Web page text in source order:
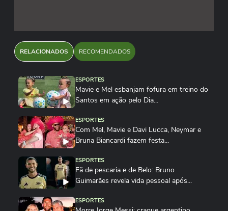
RELACIONADOS RECOMENDADOS
ESPORTES
Mavie e Mel esbanjam fofura em treino do
Santos em ação pelo Dia...
ESPORTES
Com Mel, Mavie e Davi Lucca, Neymar e
Bruna Biancardi fazem festa...
ESPORTES
Fã de pescaria e de Belo: Bruno
Guimarães revela vida pessoal após...
ESPORTES